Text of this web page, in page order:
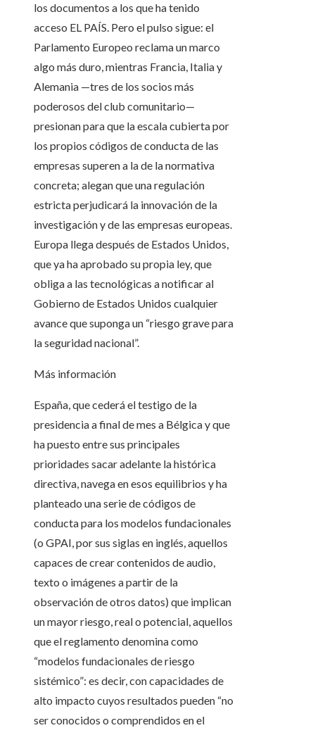
los documentos a los que ha tenido
acceso EL PAÍS. Pero el pulso sigue: el
Parlamento Europeo reclama un marco
algo más duro, mientras Francia, Italia y
Alemania —tres de los socios más
poderosos del club comunitario—
presionan para que la escala cubierta por
los propios códigos de conducta de las
empresas superen a la de la normativa
concreta; alegan que una regulación
estricta perjudicará la innovación de la
investigación y de las empresas europeas.
Europa llega después de Estados Unidos,
que ya ha aprobado su propia ley, que
obliga a las tecnológicas a notificar al
Gobierno de Estados Unidos cualquier
avance que suponga un “riesgo grave para
la seguridad nacional”.
Más información
España, que cederá el testigo de la
presidencia a final de mes a Bélgica y que
ha puesto entre sus principales
prioridades sacar adelante la histórica
directiva, navega en esos equilibrios y ha
planteado una serie de códigos de
conducta para los modelos fundacionales
(o GPAI, por sus siglas en inglés, aquellos
capaces de crear contenidos de audio,
texto o imágenes a partir de la
observación de otros datos) que implican
un mayor riesgo, real o potencial, aquellos
que el reglamento denomina como
“modelos fundacionales de riesgo
sistémico”: es decir, con capacidades de
alto impacto cuyos resultados pueden “no
ser conocidos o comprendidos en el